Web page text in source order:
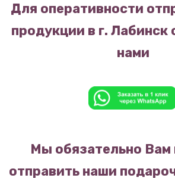
Для оперативности
продукции в г. Лабинск
нами
Мы обязательно
отправить наши